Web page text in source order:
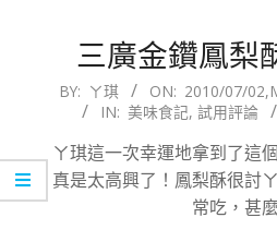
三廣金鑽鳳梨
2010-
02
BY: ㄚ琪 ON: 2010/07/02
IN: 美味食記, 試用評論
ㄚ琪這一次幸運地拿到了這
真是太高興了！鳳梨酥很討
常吃，甚